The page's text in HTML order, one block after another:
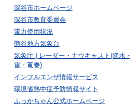
深谷市ホームページ
深谷市教育委員会
電力使用状況
熊谷地方気象台
気象庁 | レーダー・ナウキャスト(降水・
雷・竜巻)
インフルエンザ情報サービス
環境省熱中症予防情報サイト
ふっかちゃん公式ホームページ